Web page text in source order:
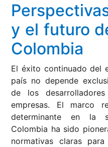
y el futuro
Colombia
El éxito continuado del
país no depende
de los
empresas. El marco
determinante en la
Colombia ha sido
normativas claras